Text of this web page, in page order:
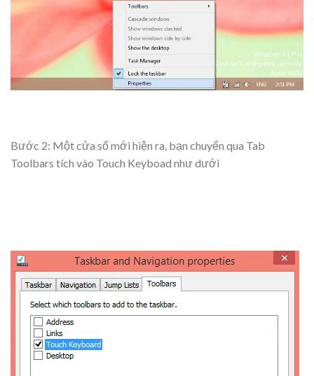
Bước 2: Một cửa sổ mới hiện ra, bạn chuyển qua Tab
Toolbars tích vào Touch Keyboad như dưới